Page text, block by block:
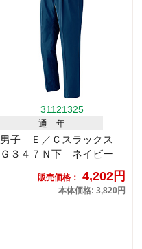
31121325
通 年
男子 Ｅ／Ｃスラックス
Ｇ３４７Ｎ下 ネイビー
販売価格： 4,202円
本体価格: 3,820円